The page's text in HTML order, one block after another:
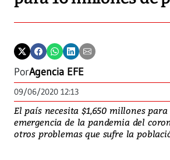
PorAgencia EFE
09/06/2020 12:13
El país necesita $1,650 millones
emergencia de la pandemia del
otros problemas que sufre la